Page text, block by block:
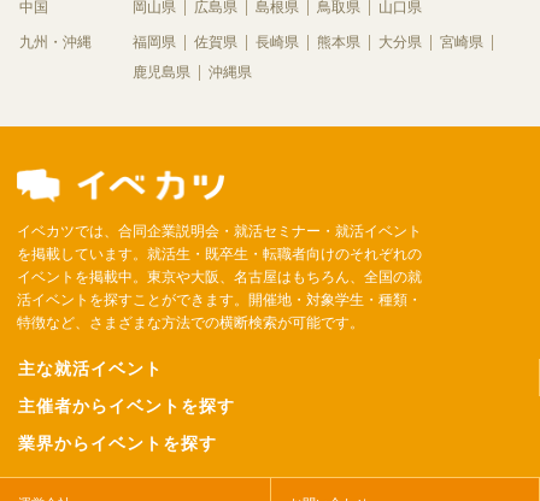
中国 岡山県 広島県 島根県 鳥取県 山口県
九州・沖縄 福岡県 佐賀県 長崎県 熊本県 大分県
宮崎県
鹿児島県
沖縄県
イベカツでは、合同企業説明会・就活セミナー・就活イベント
を掲載しています。就活生・既卒生・転職者向けのそれぞれの
イベントを掲載中。東京や大阪、名古屋はもちろん、全国の就
活イベントを探すことができます。開催地・対象学生・種類・
特徴など、さまざまな方法での横断検索が可能です。
主な就活イベント
主催者からイベントを探す
業界からイベントを探す